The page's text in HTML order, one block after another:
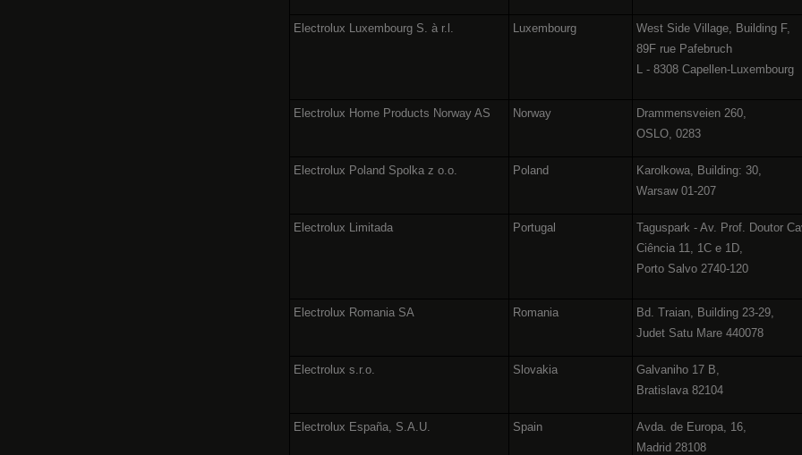
Electrolux Luxembourg S. à r.l. Luxembourg
West Side Village, Building F,
89F rue Pafebruch
L - 8308 Capellen-Luxembourg
Electrolux Home Products Norway AS Norway
Drammensveien 260,
OSLO, 0283
Electrolux Poland Spolka z o.o. Poland
Karolkowa, Building: 30,
Warsaw 01-207
Electrolux Limitada Portugal
Taguspark - Av. Prof. Doutor
Ciência 11, 1C e 1D,
Porto Salvo 2740-120
Electrolux Romania SA Romania
Bd. Traian, Building 23-29,
Judet Satu Mare 440078
Electrolux s.r.o. Slovakia
Galvaniho 17 B,
Bratislava 82104
Electrolux España, S.A.U. Spain
Avda. de Europa, 16,
Madrid 28108